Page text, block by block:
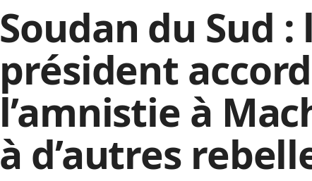
Soudan du Sud :
président
l’amnistie à
à d’autres